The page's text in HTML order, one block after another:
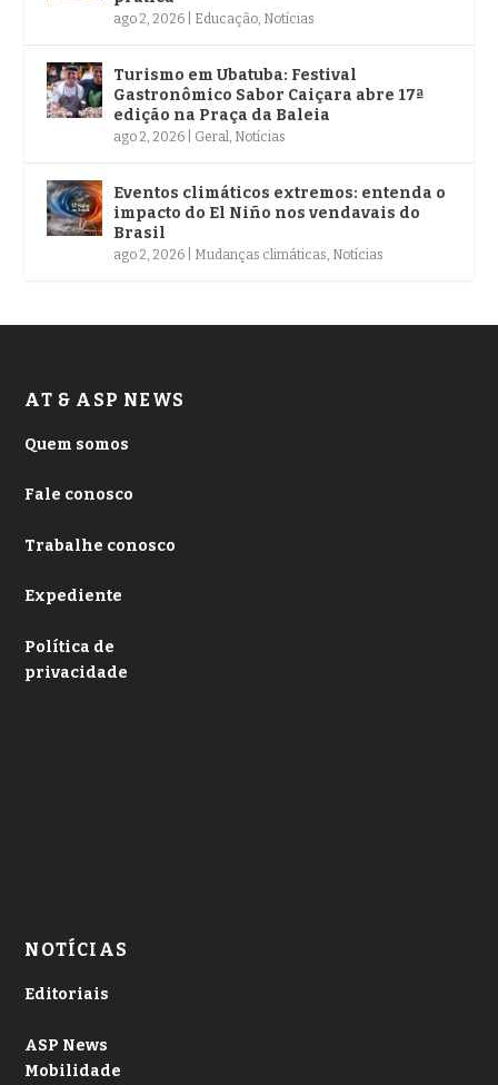
ago 2, 2026 Educação, Notícias
Turismo em Ubatuba: Festival
Gastronômico Sabor Caiçara abre 17ª
edição na Praça da Baleia
ago 2, 2026 Geral, Notícias
Eventos climáticos extremos: entenda o
impacto do El Niño nos vendavais do
Brasil
ago 2, 2026 Mudanças climáticas, Notícias
AT & ASP NEWS
Quem somos
Fale conosco
Trabalhe conosco
Expediente
Política de
privacidade
NOTÍCIAS
Editoriais
ASP News
Mobilidade